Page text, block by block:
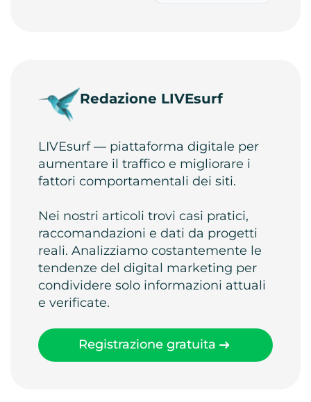
Redazione LIVEsurf
LIVEsurf — piattaforma digitale per
aumentare il traffico e migliorare i
fattori comportamentali dei siti.
Nei nostri articoli trovi casi pratici,
raccomandazioni e dati da progetti
reali. Analizziamo costantemente le
tendenze del digital marketing per
condividere solo informazioni attuali
e verificate.
Registrazione gratuita